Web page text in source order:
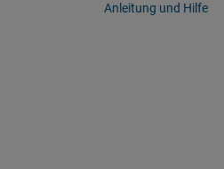
Anleitung und Hilfe